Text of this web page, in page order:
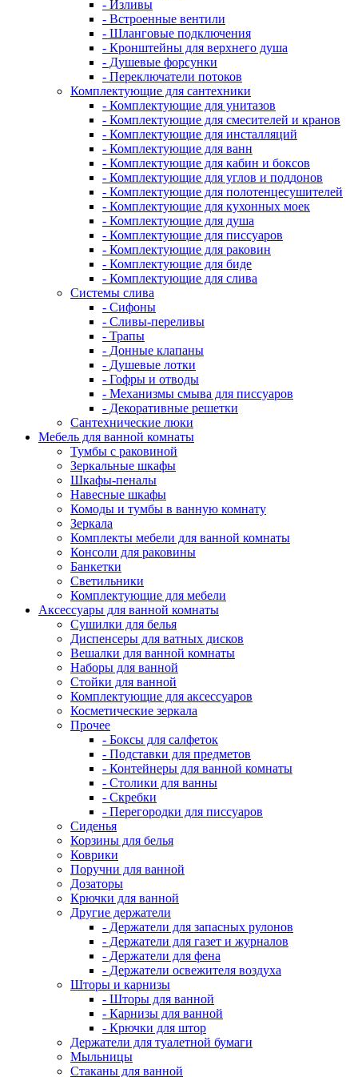
- Изливы
- Встроенные вентили
- Шланговые подключения
- Кронштейны для верхнего душа
- Душевые форсунки
- Переключатели потоков
Комплектующие для сантехники
- Комплектующие для унитазов
- Комплектующие для смесителей и кранов
- Комплектующие для инсталляций
- Комплектующие для ванн
- Комплектующие для кабин и боксов
- Комплектующие для углов и поддонов
- Комплектующие для полотенцесушителей
- Комплектующие для кухонных моек
- Комплектующие для душа
- Комплектующие для писсуаров
- Комплектующие для раковин
- Комплектующие для биде
- Комплектующие для слива
Системы слива
- Сифоны
- Сливы-переливы
- Трапы
- Донные клапаны
- Душевые лотки
- Гофры и отводы
- Механизмы смыва для писсуаров
- Декоративные решетки
Сантехнические люки
Мебель для ванной комнаты
Тумбы с раковиной
Зеркальные шкафы
Шкафы-пеналы
Навесные шкафы
Комоды и тумбы в ванную комнату
Зеркала
Комплекты мебели для ванной комнаты
Консоли для раковины
Банкетки
Светильники
Комплектующие для мебели
Аксессуары для ванной комнаты
Сушилки для белья
Диспенсеры для ватных дисков
Вешалки для ванной комнаты
Наборы для ванной
Стойки для ванной
Комплектующие для аксессуаров
Косметические зеркала
Прочее
- Боксы для салфеток
- Подставки для предметов
- Контейнеры для ванной комнаты
- Столики для ванны
- Скребки
- Перегородки для писсуаров
Сиденья
Корзины для белья
Коврики
Поручни для ванной
Дозаторы
Крючки для ванной
Другие держатели
- Держатели для запасных рулонов
- Держатели для газет и журналов
- Держатели для фена
- Держатели освежителя воздуха
Шторы и карнизы
- Шторы для ванной
- Карнизы для ванной
- Крючки для штор
Держатели для туалетной бумаги
Мыльницы
Стаканы для ванной